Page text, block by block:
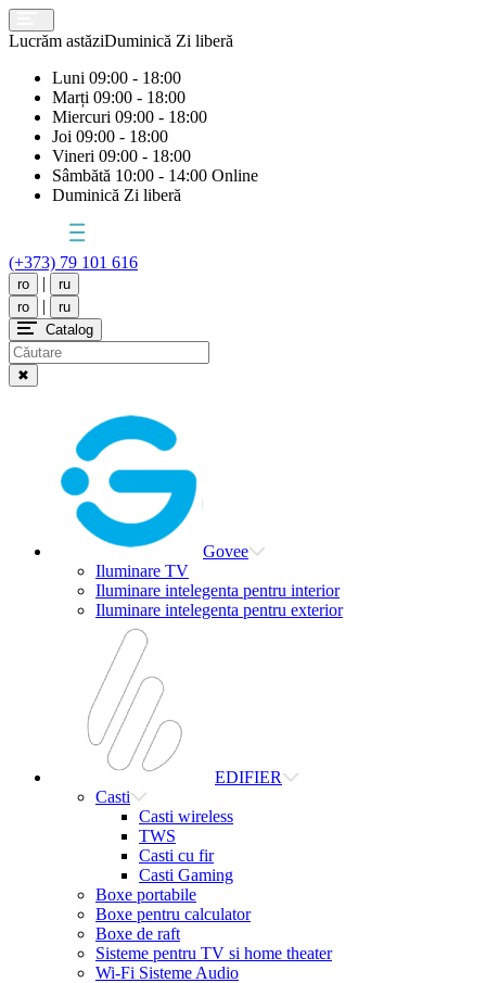
Lucrăm astăziDuminică Zi liberă
Luni 09:00 - 18:00
Marți 09:00 - 18:00
Miercuri 09:00 - 18:00
Joi 09:00 - 18:00
Vineri 09:00 - 18:00
Sâmbătă 10:00 - 14:00 Online
Duminică Zi liberă
(+373) 79 101 616
ro |
ru
ro
|
ru
Catalog
✖
Govee
Iluminare TV
Iluminare intelegenta pentru interior
Iluminare intelegenta pentru exterior
EDIFIER
Casti
Casti wireless
TWS
Casti cu fir
Casti Gaming
Boxe portabile
Boxe pentru calculator
Boxe de raft
Sisteme pentru TV si home theater
Wi-Fi Sisteme Audio